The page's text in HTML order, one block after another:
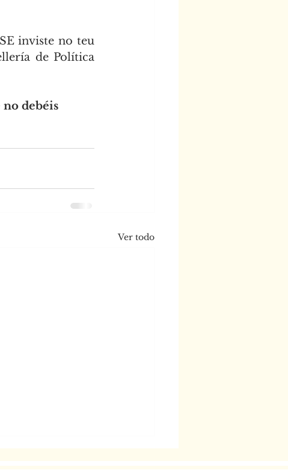
inviste no teu
de Política
debéis
Ver todo